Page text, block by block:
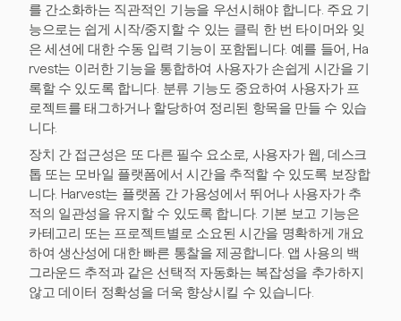
를 간소화하는 직관적인 기능을 우선시해야 합니다. 주요 기
능으로는 쉽게 시작/중지할 수 있는 클릭 한 번 타이머와 잊
은 세션에 대한 수동 입력 기능이 포함됩니다. 예를 들어, Ha
rvest는 이러한 기능을 통합하여 사용자가 손쉽게 시간을 기
록할 수 있도록 합니다. 분류 기능도 중요하여 사용자가 프
로젝트를 태그하거나 할당하여 정리된 항목을 만들 수 있습
니다.
장치 간 접근성은 또 다른 필수 요소로, 사용자가 웹, 데스크
톱 또는 모바일 플랫폼에서 시간을 추적할 수 있도록 보장합
니다. Harvest는 플랫폼 간 가용성에서 뛰어나 사용자가 추
적의 일관성을 유지할 수 있도록 합니다. 기본 보고 기능은
카테고리 또는 프로젝트별로 소요된 시간을 명확하게 개요
하여 생산성에 대한 빠른 통찰을 제공합니다. 앱 사용의 백
그라운드 추적과 같은 선택적 자동화는 복잡성을 추가하지
않고 데이터 정확성을 더욱 향상시킬 수 있습니다.